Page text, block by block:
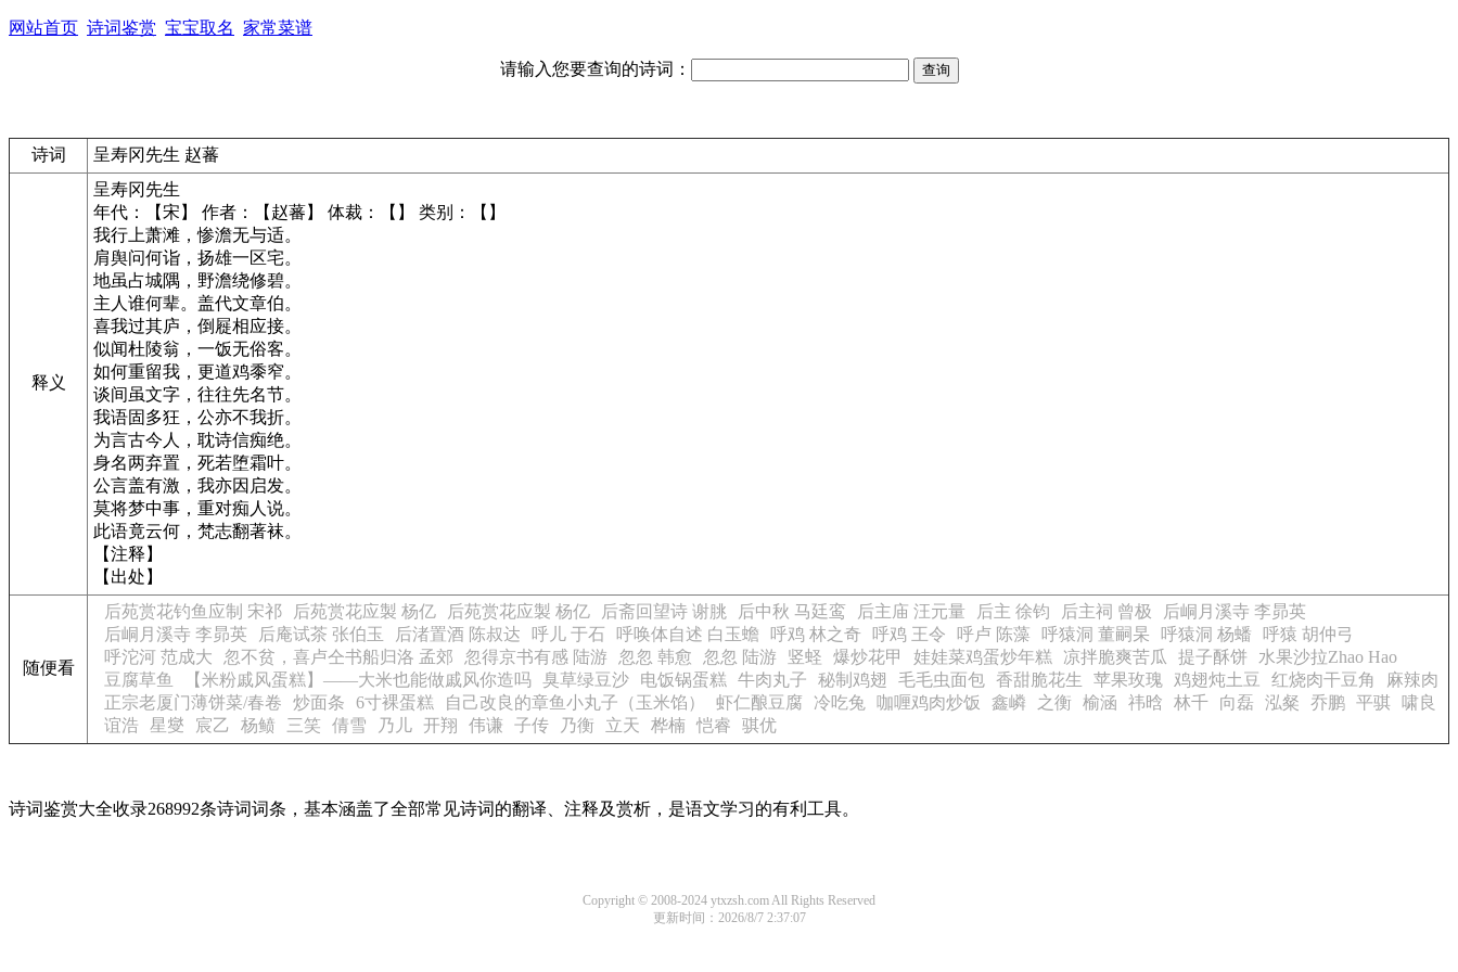
网站首页 诗词鉴赏 宝宝取名 家常菜谱
请输入您要查询的诗词：
诗词 呈寿冈先生 赵蕃
释义
呈寿冈先生
年代：【宋】 作者：【赵蕃】 体裁：【】 类别：【】
我行上萧滩，惨澹无与适。
肩舆问何诣，扬雄一区宅。
地虽占城隅，野澹绕修碧。
主人谁何辈。盖代文章伯。
喜我过其庐，倒屣相应接。
似闻杜陵翁，一饭无俗客。
如何重留我，更道鸡黍窄。
谈间虽文字，往往先名节。
我语固多狂，公亦不我折。
为言古今人，耽诗信痴绝。
身名两弃置，死若堕霜叶。
公言盖有激，我亦因启发。
莫将梦中事，重对痴人说。
此语竟云何，梵志翻著袜。
【注释】
【出处】
随便看
后苑赏花钓鱼应制 宋祁 后苑赏花应製 杨亿 后苑赏花应製 杨亿 后斋回望诗 谢朓 后中秋 马廷鸾 后主庙 汪元量 后主 徐钧 后主祠 曾极
后峒月溪寺 李昴英
后峒月溪寺 李昴英
后庵试茶 张伯玉 后渚置酒 陈叔达 呼儿 于石 呼唤体自述 白玉蟾 呼鸡 林之奇 呼鸡 王令 呼卢 陈藻 呼猿洞 董嗣杲 呼猿洞 杨蟠
呼猿 胡仲弓
呼沱河 范成大
忽不贫，喜卢仝书船归洛 孟郊 忽得京书有感 陆游 忽忽 韩愈 忽忽 陆游 竖蛏 爆炒花甲 娃娃菜鸡蛋炒年糕 凉拌脆爽苦瓜 提子酥饼
水果沙拉Zhao Hao
豆腐草鱼
【米粉戚风蛋糕】——大米也能做戚风你造吗 臭草绿豆沙 电饭锅蛋糕 牛肉丸子 秘制鸡翅 毛毛虫面包 香甜脆花生 苹果玫瑰 鸡翅炖土豆 红烧肉干豆角
麻辣肉
正宗老厦门薄饼菜/春卷
炒面条 6寸裸蛋糕 自己改良的章鱼小丸子（玉米馅） 虾仁酿豆腐 冷吃兔 咖喱鸡肉炒饭 鑫嶙 之衡 榆涵 祎晗 林千 向磊 泓粲 乔鹏 平骐
啸良
谊浩
星燮 宸乙 杨鲼 三笑 倩雪 乃儿 开翔 伟谦 子传 乃衡 立天 桦楠 恺睿 骐优
诗词鉴赏大全收录268992条诗词词条，基本涵盖了全部常见诗词的翻译、注释及赏析，是语文学习的有利工具。
Copyright © 2008-2024 ytxzsh.com All Rights Reserved
更新时间：2026/8/7 2:37:07